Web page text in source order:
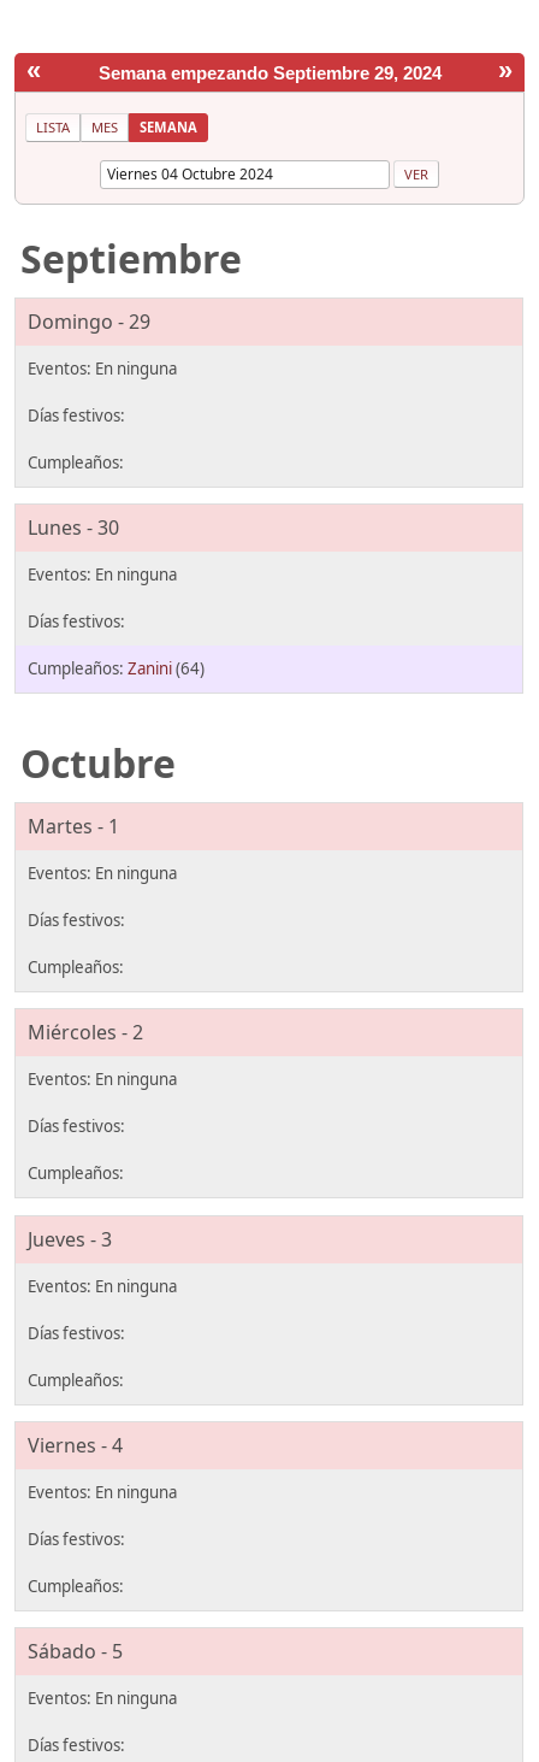
« »
Semana empezando Septiembre 29, 2024
LISTA MES SEMANA
Septiembre
Domingo - 29
Lunes - 30
Zanini(64)
Octubre
Martes - 1
Miércoles - 2
Jueves - 3
Viernes - 4
Sábado - 5